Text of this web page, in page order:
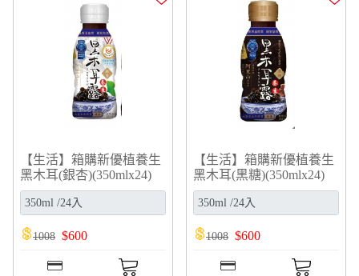
【生活】箱購新優植養生
黑木耳(銀杏)(350mlx24)
1008 $600
【生活】箱購新優植養生
黑木耳(黑糖)(350mlx24)
1008 $600